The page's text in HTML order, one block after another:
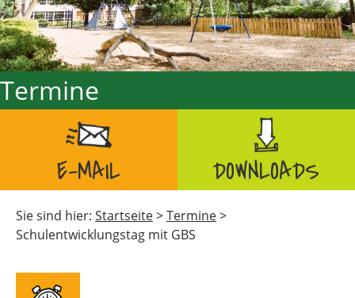
Termine
E-MAIL DOWNLOADS
Sie sind hier: Startseite>Termine>
Schulentwicklungstag mit GBS